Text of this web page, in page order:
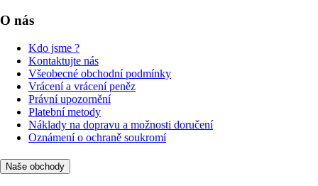
O nás
Kdo jsme ?
Kontaktujte nás
Všeobecné obchodní podmínky
Vrácení a vrácení peněz
Právní upozornění
Platební metody
Náklady na dopravu a možnosti doručení
Oznámení o ochraně soukromí
Naše obchody